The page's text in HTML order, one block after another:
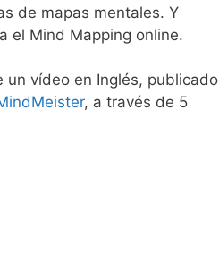
de mapas mentales. Y
el Mind Mapping online.
vídeo en Inglés, publicado
, a través de 5